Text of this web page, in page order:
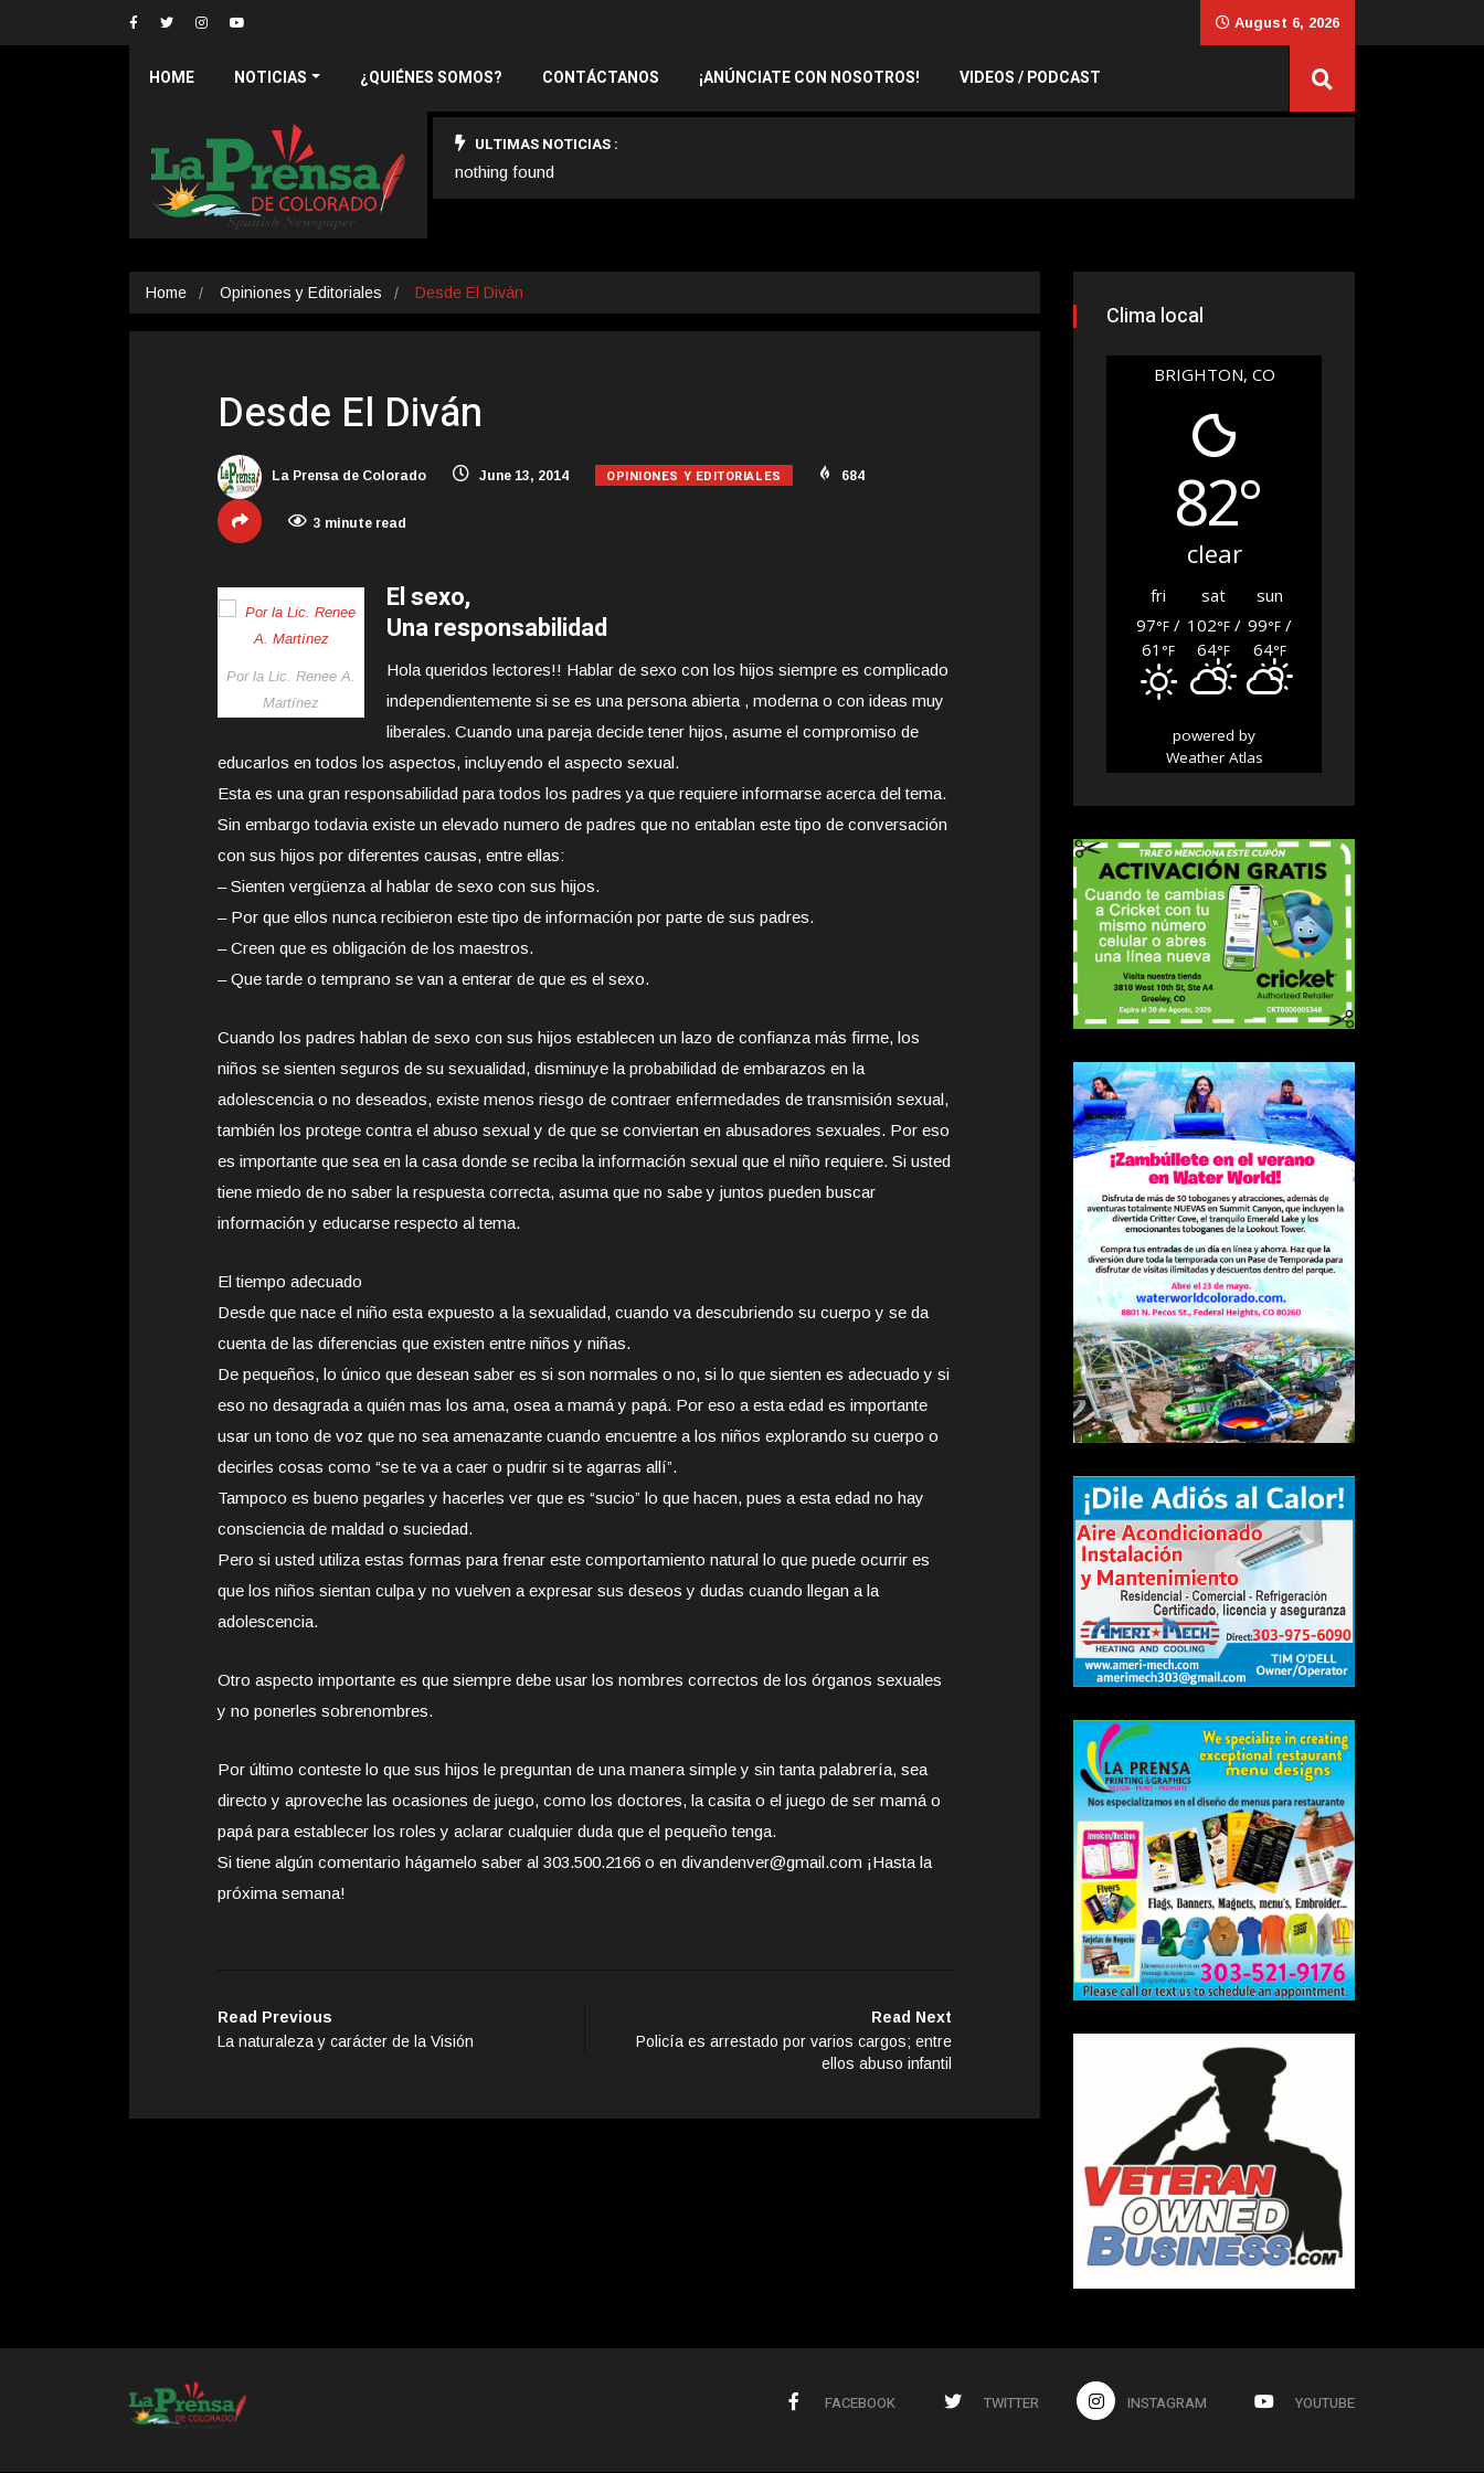
August 6, 2026
HOME NOTICIAS ¿QUIÉNES SOMOS? CONTÁCTANOS ¡ANÚNCIATE CON NOSOTROS! VIDEOS / PODCAST
ULTIMAS NOTICIAS :
nothing found
Home Opiniones y Editoriales Desde El Diván
Desde El Diván
La Prensa de Colorado June 13, 2014 OPINIONES Y EDITORIALES 684
3 minute read
Por la Lic. Renee A.
Martínez
El sexo,
Una responsabilidad
Hola queridos lectores!! Hablar de sexo con los hijos siempre es complicado
independientemente si se es una persona abierta , moderna o con ideas muy
liberales. Cuando una pareja decide tener hijos, asume el compromiso de
educarlos en todos los aspectos, incluyendo el aspecto sexual.
Esta es una gran responsabilidad para todos los padres ya que requiere informarse acerca del tema.
Sin embargo todavia existe un elevado numero de padres que no entablan este tipo de conversación
con sus hijos por diferentes causas, entre ellas:
– Sienten vergüenza al hablar de sexo con sus hijos.
– Por que ellos nunca recibieron este tipo de información por parte de sus padres.
– Creen que es obligación de los maestros.
– Que tarde o temprano se van a enterar de que es el sexo.
Cuando los padres hablan de sexo con sus hijos establecen un lazo de confianza más firme, los
niños se sienten seguros de su sexualidad, disminuye la probabilidad de embarazos en la
adolescencia o no deseados, existe menos riesgo de contraer enfermedades de transmisión sexual,
también los protege contra el abuso sexual y de que se conviertan en abusadores sexuales. Por eso
es importante que sea en la casa donde se reciba la información sexual que el niño requiere. Si usted
tiene miedo de no saber la respuesta correcta, asuma que no sabe y juntos pueden buscar
información y educarse respecto al tema.
El tiempo adecuado
Desde que nace el niño esta expuesto a la sexualidad, cuando va descubriendo su cuerpo y se da
cuenta de las diferencias que existen entre niños y niñas.
De pequeños, lo único que desean saber es si son normales o no, si lo que sienten es adecuado y si
eso no desagrada a quién mas los ama, osea a mamá y papá. Por eso a esta edad es importante
usar un tono de voz que no sea amenazante cuando encuentre a los niños explorando su cuerpo o
decirles cosas como “se te va a caer o pudrir si te agarras allí”.
Tampoco es bueno pegarles y hacerles ver que es “sucio” lo que hacen, pues a esta edad no hay
consciencia de maldad o suciedad.
Pero si usted utiliza estas formas para frenar este comportamiento natural lo que puede ocurrir es
que los niños sientan culpa y no vuelven a expresar sus deseos y dudas cuando llegan a la
adolescencia.
Otro aspecto importante es que siempre debe usar los nombres correctos de los órganos sexuales
y no ponerles sobrenombres.
Por último conteste lo que sus hijos le preguntan de una manera simple y sin tanta palabrería, sea
directo y aproveche las ocasiones de juego, como los doctores, la casita o el juego de ser mamá o
papá para establecer los roles y aclarar cualquier duda que el pequeño tenga.
Si tiene algún comentario hágamelo saber al 303.500.2166 o en divandenver@gmail.com ¡Hasta la
próxima semana!
Read Previous
La naturaleza y carácter de la Visión
Read Next
Policía es arrestado por varios cargos; entre
ellos abuso infantil
Clima local
BRIGHTON, CO
82°
clear
fri sat
sun
97°F /
61 °F
102°F/
64°F
99°F/
64°F
powered by
Weather Atlas
FACEBOOK TWITTER INSTAGRAM YOUTUBE